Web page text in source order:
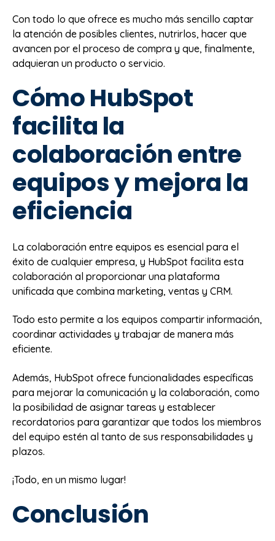
Con todo lo que ofrece es mucho más sencillo captar
la atención de posibles clientes, nutrirlos, hacer que
avancen por el proceso de compra y que, finalmente,
adquieran un producto o servicio.
Cómo HubSpot
facilita la
colaboración entre
equipos y mejora la
eficiencia
La colaboración entre equipos es esencial para el
éxito de cualquier empresa, y HubSpot facilita esta
colaboración al proporcionar una plataforma
unificada que combina marketing, ventas y CRM.
Todo esto permite a los equipos compartir información,
coordinar actividades y trabajar de manera más
eficiente.
Además, HubSpot ofrece funcionalidades específicas
para mejorar la comunicación y la colaboración, como
la posibilidad de asignar tareas y establecer
recordatorios para garantizar que todos los miembros
del equipo estén al tanto de sus responsabilidades y
plazos.
¡Todo, en un mismo lugar!
Conclusión